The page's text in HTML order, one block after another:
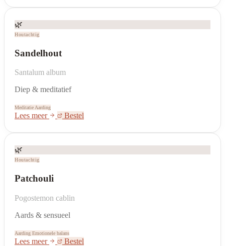
🌿
Houtachtig
Sandelhout
Santalum album
Diep & meditatief
MeditatieAarding
Lees meer Bestel
🌿
Houtachtig
Patchouli
Pogostemon cablin
Aards & sensueel
Aarding Emotionele balans
Lees meer Bestel